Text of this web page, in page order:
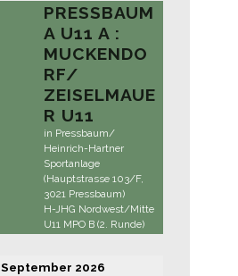
PRESSBAUM
A U11 A :
MUCKENDO
RF/
ZEISELMAUE
R U11
in Pressbaum/
Heinrich-Hartner
Sportanlage
(Hauptstrasse 103/F,
3021 Pressbaum)
H-JHG Nordwest/Mitte
U11 MPO B (2. Runde)
September 2026